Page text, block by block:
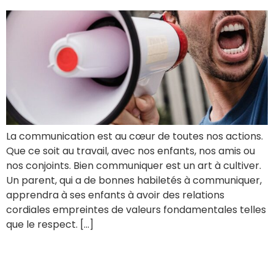
La communication est au cœur de toutes nos actions.
Que ce soit au travail, avec nos enfants, nos amis ou
nos conjoints. Bien communiquer est un art à cultiver.
Un parent, qui a de bonnes habiletés à communiquer,
apprendra à ses enfants à avoir des relations
cordiales empreintes de valeurs fondamentales telles
que le respect. […]